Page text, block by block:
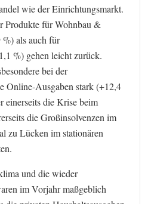
wie der Einrichtungsmarkt.
Produkte für Wohnbau &
als auch für
%) gehen leicht zurück.
bei der
Online-Ausgaben stark (+12,4
einerseits die Krise beim
die Großinsolvenzen im
zu Lücken im stationären
und die wieder
im Vorjahr maßgeblich